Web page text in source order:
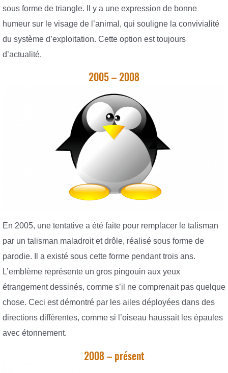
sous forme de triangle. Il y a une expression de bonne
humeur sur le visage de l’animal, qui souligne la convivialité
du système d’exploitation. Cette option est toujours
d’actualité.
2005 – 2008
En 2005, une tentative a été faite pour remplacer le talisman
par un talisman maladroit et drôle, réalisé sous forme de
parodie. Il a existé sous cette forme pendant trois ans.
L’emblème représente un gros pingouin aux yeux
étrangement dessinés, comme s’il ne comprenait pas quelque
chose. Ceci est démontré par les ailes déployées dans des
directions différentes, comme si l’oiseau haussait les épaules
avec étonnement.
2008 – présent